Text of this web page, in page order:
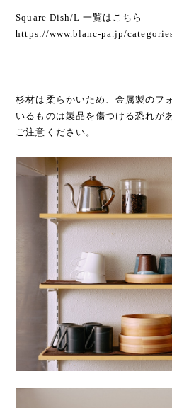
Square Dish/L 一覧はこちら
https://www.blanc-pa.jp/
杉材は柔らかいため、金属製のフ
いるものは製品を傷つける恐れが
ご注意ください。